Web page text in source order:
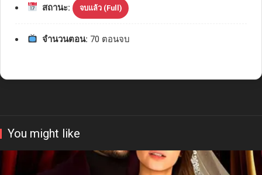
สถานะ: จบแล้ว (Full)
จำนวนตอน: 70 ตอนจบ
You might like